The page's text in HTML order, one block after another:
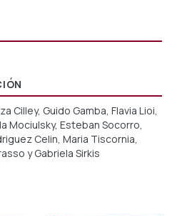
Cilley, Guido Gamba, Flavia Lioi,
Mociulsky, Esteban Socorro,
Celin, Maria Tiscornia,
y Gabriela Sirkis